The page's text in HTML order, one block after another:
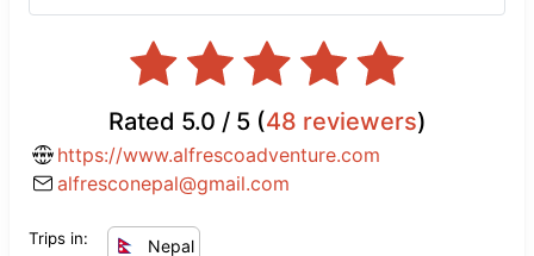
Rated 5.0 / 5 (48 reviewers)
https://www.alfrescoadventure.com
alfresconepal@gmail.com
Trips in: Nepal